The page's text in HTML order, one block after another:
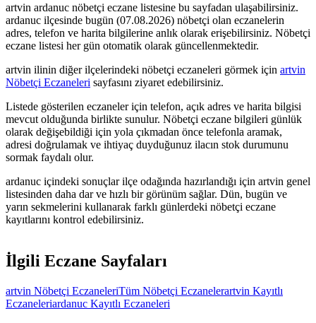
artvin ardanuc nöbetçi eczane listesine bu sayfadan ulaşabilirsiniz.
ardanuc ilçesinde bugün (07.08.2026) nöbetçi olan eczanelerin
adres, telefon ve harita bilgilerine anlık olarak erişebilirsiniz. Nöbetçi
eczane listesi her gün otomatik olarak güncellenmektedir.
artvin ilinin diğer ilçelerindeki nöbetçi eczaneleri görmek için artvin
Nöbetçi Eczaneleri sayfasını ziyaret edebilirsiniz.
Listede gösterilen eczaneler için telefon, açık adres ve harita bilgisi
mevcut olduğunda birlikte sunulur. Nöbetçi eczane bilgileri günlük
olarak değişebildiği için yola çıkmadan önce telefonla aramak,
adresi doğrulamak ve ihtiyaç duyduğunuz ilacın stok durumunu
sormak faydalı olur.
ardanuc içindeki sonuçlar ilçe odağında hazırlandığı için artvin genel
listesinden daha dar ve hızlı bir görünüm sağlar. Dün, bugün ve
yarın sekmelerini kullanarak farklı günlerdeki nöbetçi eczane
kayıtlarını kontrol edebilirsiniz.
İlgili Eczane Sayfaları
artvin Nöbetçi EczaneleriTüm Nöbetçi Eczanelerartvin Kayıtlı
Eczaneleriardanuc Kayıtlı Eczaneleri